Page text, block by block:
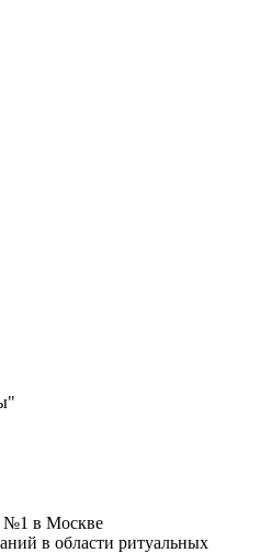
№1 в Москве
в области ритуальных